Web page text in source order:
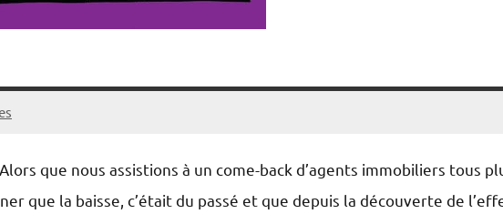
que nous assistions à un come-back d’agents immobiliers tous
que la baisse, c’était du passé et que depuis la découverte de